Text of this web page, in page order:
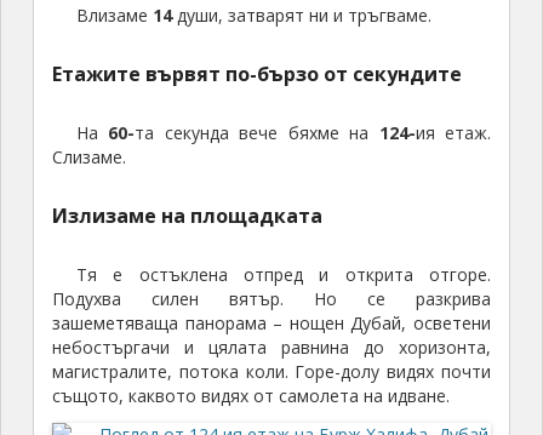
Влизаме 14души, затварят ни и тръгваме.
Етажите вървят по-бързо от секундите
На 60-та секунда вече бяхме на 124-ия етаж.
Слизаме.
Излизаме на площадката
Тя е остъклена отпред и открита отгоре.
Подухва силен вятър. Но се разкрива
зашеметяваща панорама – нощен Дубай, осветени
небостъргачи и цялата равнина до хоризонта,
магистралите, потока коли. Горе-долу видях почти
същото, каквото видях от самолета на идване.